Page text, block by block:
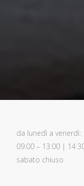
da lunedì a venerdì:
09:00 – 13:00 |
sabato chiuso